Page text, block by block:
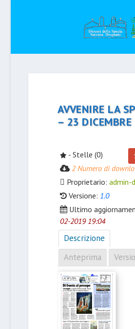
AVVENIRE LA
– 23
- Stelle (0)
2 Numero di
Proprietario: admin-
Versione: 1.0
Ultimo
02-2019 19:04
Descrizione
Anteprima